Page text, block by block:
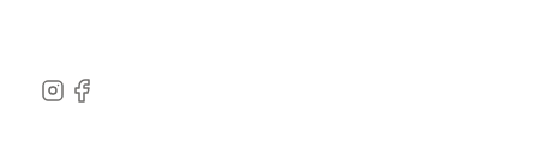
Instagram
Facebook